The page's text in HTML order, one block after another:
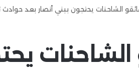
الشاحنات يحتجون ببني أنصار بعد